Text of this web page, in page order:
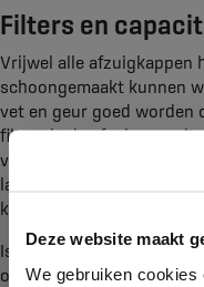
Deze website maakt
We gebruiken
Filters en
Vrijwel alle afzuigkappen
schoongemaakt kunnen
vet en geur goed worden
filters is de
verschilt per type en
laagste stand moet een
keukenvolume kunnen
Is jouw afzuiger toe aan
over een nieuw model.